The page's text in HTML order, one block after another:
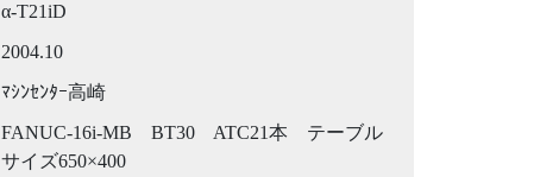
α-T21iD
2004.10
ﾏｼﾝｾﾝﾀｰ高崎
FANUC-16i-MB BT30 ATC21本 テーブル
サイズ650×400